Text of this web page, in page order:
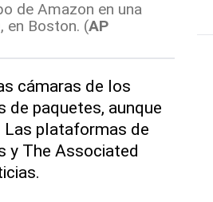
de Amazon en una
en Boston. (AP
cámaras de los
de paquetes, aunque
Las plataformas de
y The Associated